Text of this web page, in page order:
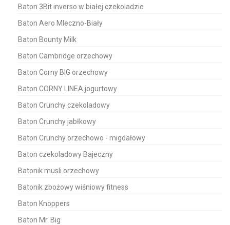
Baton 3Bit inverso w białej czekoladzie
Baton Aero Mleczno-Biały
Baton Bounty Milk
Baton Cambridge orzechowy
Baton Corny BIG orzechowy
Baton CORNY LINEA jogurtowy
Baton Crunchy czekoladowy
Baton Crunchy jabłkowy
Baton Crunchy orzechowo - migdałowy
Baton czekoladowy Bajeczny
Batonik musli orzechowy
Batonik zbożowy wiśniowy fitness
Baton Knoppers
Baton Mr. Big